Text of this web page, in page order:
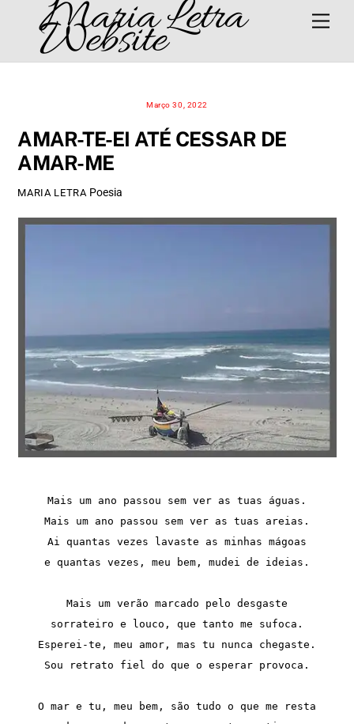
content
Maria Letra
Website
Março 30, 2022
AMAR-TE-EI ATÉ CESSAR DE
AMAR-ME
MARIA LETRA Poesia
Mais um ano passou sem ver as tuas águas.
Mais um ano passou sem ver as tuas areias.
Ai quantas vezes lavaste as minhas mágoas
e quantas vezes, meu bem, mudei de ideias.
Mais um verão marcado pelo desgaste
sorrateiro e louco, que tanto me sufoca.
Esperei-te, meu amor, mas tu nunca chegaste.
Sou retrato fiel do que o esperar provoca.
O mar e tu, meu bem, são tudo o que me resta